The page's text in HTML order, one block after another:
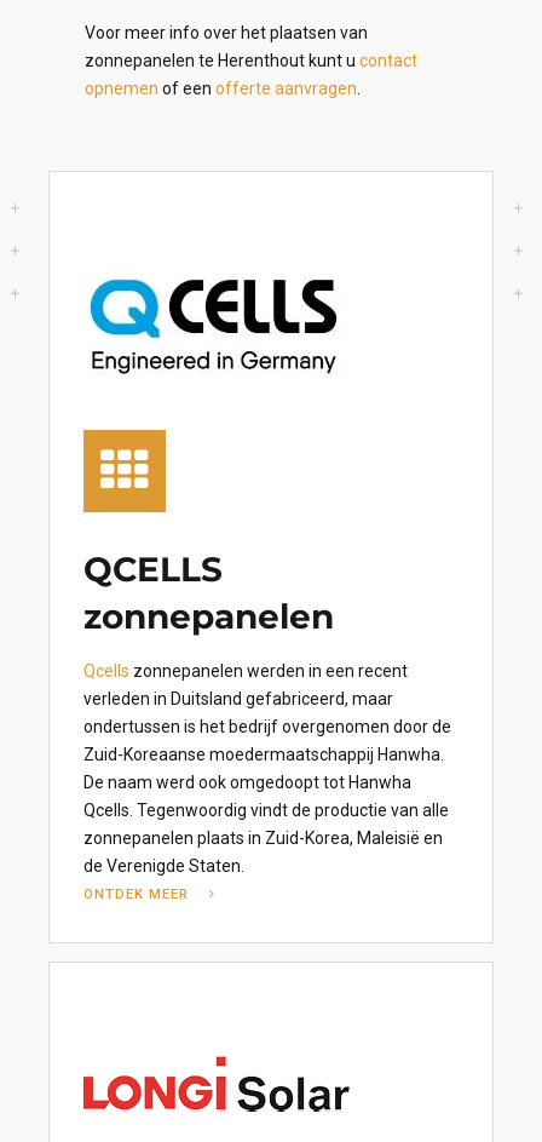
Voor meer info over het plaatsen van
zonnepanelen te Herenthout kunt u contact
opnemen of een offerte aanvragen
QCELLS
zonnepanelen
Qcells zonnepanelen werden in een recent
verleden in Duitsland gefabriceerd, maar
ondertussen is het bedrijf overgenomen door de
Zuid-Koreaanse moedermaatschappij Hanwha.
De naam werd ook omgedoopt tot Hanwha
Qcells. Tegenwoordig vindt de productie van alle
zonnepanelen plaats in Zuid-Korea, Maleisië en
de Verenigde Staten.
ONTDEK MEER